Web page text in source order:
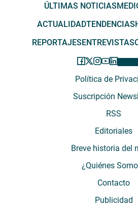
ÚLTIMAS NOTICIAS
ACTUALIDADTENDENCIAS
REPORTAJESENTREVISTAS
Política de
Suscripción
RSS
Editoriales
Breve historia del
¿Quiénes
Contacto
Publicidad